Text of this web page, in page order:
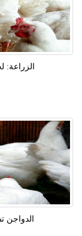
الدواجن